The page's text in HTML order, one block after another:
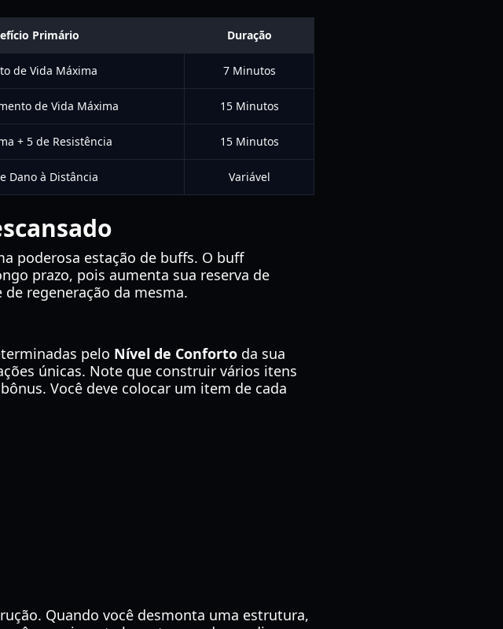
Primário Duração
de Vida Máxima 7 Minutos
de Vida Máxima 15 Minutos
+ 5 de Resistência 15 Minutos
Dano à Distância Variável
poderosa estação de buffs. O buff
prazo, pois aumenta sua reserva de
regeneração da mesma.
pelo Nível de Conforto da sua
únicas. Note que construir vários itens
Você deve colocar um item de cada
Quando você desmonta uma estrutura,